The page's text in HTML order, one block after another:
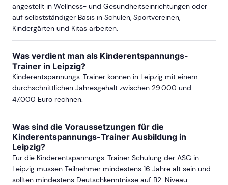
angestellt in Wellness- und Gesundheitseinrichtungen oder
auf selbstständiger Basis in Schulen, Sportvereinen,
Kindergärten und Kitas arbeiten.
Was verdient man als Kinderentspannungs-
Trainer in Leipzig?
Kinderentspannungs-Trainer können in Leipzig mit einem
durchschnittlichen Jahresgehalt zwischen 29.000 und
47.000 Euro rechnen.
Was sind die Voraussetzungen für die
Kinderentspannungs-Trainer Ausbildung in
Leipzig?
Für die Kinderentspannungs-Trainer Schulung der ASG in
Leipzig müssen Teilnehmer mindestens 16 Jahre alt sein und
sollten mindestens Deutschkenntnisse auf B2-Niveau